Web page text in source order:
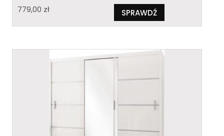
779,00 zł SPRAWDŹ